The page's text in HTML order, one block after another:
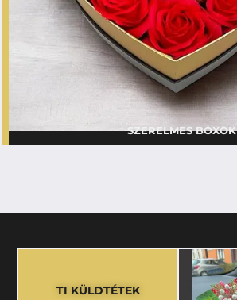
SZERELMES BOXOK
TI KÜLDTÉTEK